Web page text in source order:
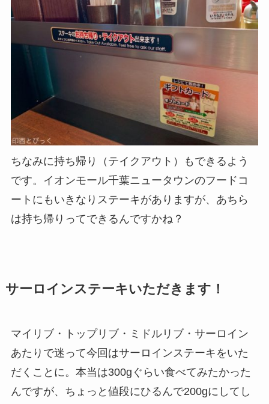
ちなみに持ち帰り（テイクアウト）もできるよう
です。イオンモール千葉ニュータウンのフードコ
ートにもいきなりステーキがありますが、あちら
は持ち帰りってできるんですかね？
サーロインステーキいただきます！
マイリブ・トップリブ・ミドルリブ・サーロイン
あたりで迷って今回はサーロインステーキをいた
だくことに。本当は300gぐらい食べてみたかった
んですが、ちょっと値段にひるんで200gにしてし